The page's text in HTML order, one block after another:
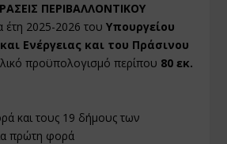
ΠΕΡΙΒΑΛΛΟΝΤΙΚΟΥ
έτη 2025-2026 τουΥπουργείου
Ενέργειας και του Πράσινου
προϋπολογισμό περίπου 80 εκ.
και τους 19 δήμους των
πρώτη φορά